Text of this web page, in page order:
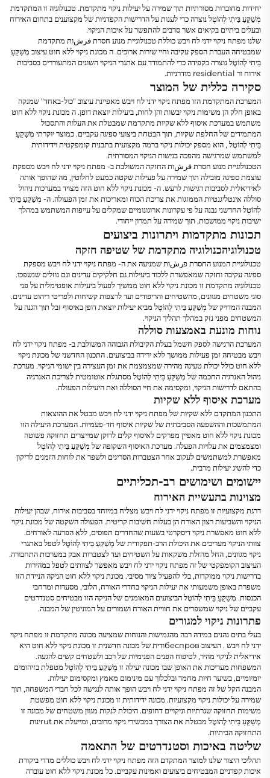
יחידות מחוברות מסורתיות תוך שמירה על יעילות ניקוי מתקדמת. טכנולוגיה זו המתקדמת
מְשַׁקֵּעַ בֵּיתִי לְהוֹטֶלנוצרה כדי לענות על הדרישות הקפדניות של מקצוענים בתחום האירוח
ובעלים ביתיים בקיאים אשר סרבים להתפשר על איכות הניקוי.
שלנו מפתח ניקוי ידני לח ויבשכוללת טכנולוגיית מנוע חסרת فرشות מתקדמת
שמבטיחה העברת הספק עקיבה וחיי שירות ארוכים. ה מכונת ניקוי ללא חוטעיצוב מְשַׁקֵּעַ
בֵּיתִי לְהוֹטֶלנוצרה בקפידה כדי להתמודד עם אתגרי הניקוי השונים המתעוררים בסביבות
אירוח ור residential מודרניות.
סקירה כללית של המוצר
המערכת המתקדמת הזו מפתח ניקוי ידני לח ויבש מאפיינת עיצוב "כול-באחד" שמנקה
באופן חלק הן משימות ניקוי יבשות והן לחות, ביעילות יוצאת דופן. ה מכונת ניקוי ללא חוט
משתמש במערכת איסוף ללא שקיות מתקדמת שמבטלת את העלות והתסכול
המתמידים של החלפת שקיות, תוך הבטחת ביצועי ספיגה עקביים. כמוצר יוקרתי מְשַׁקֵּעַ
בֵּיתִי לְהוֹטֶל , הוא מספק יכולות ניקוי ברמה מקצועית בתבנית קומפקטית וידידותית
למשתמש שמרגישה מהפכה בגישות הניקוי המסורתית.
הטכנולוגיית מנוע חסרת فرشות החזקה המשולבת ב- מפתח ניקוי ידני לח ויבש מספקת
עוצמת ספיגה מובילה תוך שמירה על פעילות שקטה כמעט לחלוטין, מה שהופך אותה
לאידיאלית לסביבות רגישות לרעש. ה- מכונת ניקוי ללא חוטהזה מצויד במערכות ניהול
סוללה אינטליגנטיות הממזגות את צריכת הכוח ומאריכות את זמן הפעולה. ה- מְשַׁקֵּעַ בֵּיתִי
לְהוֹטֶלהחדשני נבנה על פי עקרונות ארוגונומיים שמקלים על עייפות המשתמש במהלך
ישיבות ניקוי ממושכות, תוך שמירה על תמרון ייחודי.
תכונות מתקדמות ויתרונות ביצועים
טכנולוגיהכנולוגיה מתקדמת של שטיפה חזקה
טכנולוגיית המנוע החסרת פرشות שמניעה את ה- מפתח ניקוי ידני לח ויבש מספקת
ספיגה עקיבה וחזקה שמאפשרת ללכוד ביעילות גם חלקיקים עדינים וגם נוזלים שנשפכו.
טכנולוגיה מתקדמת זו מכונת ניקוי ללא חוט ממשיך לפעול ביעילות אופטימלית על פני
סוגי משטחים מגוונים, מהשטיחים והריפודים ועד לרצפות קשיחות ולפריטי ריהוט עדינים.
המבנה המדויק של מְשַׁקֵּעַ בֵּיתִי לְהוֹטֶל מביא יעילות יוצאת דופן באיסוף זבל תוך הגנה על
המשטחים מפני נזק במהלך תהליך הניקוי.
נוחות מונעת באמצעות סוללה
המערכת הרגישה לספק חשמל בעלת הקיבולת הגבוהה המשולבת ב- מפתח ניקוי ידני לח
ויבש מבטיחה זמן פעילות ממושך ללא ירידה בביצועים. התכנון החדשני של מכונת ניקוי
ללא חוטכולל יכולת טעינה מהירה שמצמצמת את זמן העצירה בין ישומי הניקוי. מערכת
ניהול האנרגיה החכמה של מְשַׁקֵּעַ בֵּיתִי לְהוֹטֶל מסתגלת אוטומטית לצריכת האנרגיה
בהתאם לדרישות הניקוי, ומקסימה את חיי הסוללה ואת היעילות הפעולה.
מערכת איסוף ללא שקיות
התכנון המתקדם ללא שקיות של מפתח ניקוי ידני לח ויבש מבטל את ההוצאות
המתמשכות וההשפעה הסביבתית של שקיות איסוף חד-פעמיות. המערכת היעילה הזו
מכונת ניקוי ללא חוט מאפיין מפרקים לאיסוף קלים לרוקן שמייצרים תחזוקה פשוטה
ומצמצמים את עלויות הפעלה. מערכת האיסוף השקופה של מְשַׁקֵּעַ בֵּיתִי לְהוֹטֶל
מאפשרת למשתמשים לעקוב אחר הצטברות הסריגים ולשפר את לוחות הזמנים לריקון
כדי להשיג יעילות מרבית.
יישומים ושימושים רב-תכליתיים
מצוינות בתעשיית האירוח
דרגת מקצועיות זו מפתח ניקוי ידני לח ויבש מצליח במיוחד בסביבות אירוח, שבהן יעילות
הניקוי והשביעות רצון האורח הן בעלות חשיבות קריטית. הפעולה השקטה של מכונת ניקוי
ללא חוט מאפשרת ניקוי דיסקרטי בשעות שהחדרים תפוסים, ללא הפרעה לאורחים.
צוותי הניקוי מעריכים את היכולת הרב-תפקודית של מְשַׁקֵּעַ בֵּיתִי לְהוֹטֶללטפל באתגרי
ניקוי מגוונים, החל מהזלת משקאות על השטיחים ועד לצטברות אבק במערכות התחבורה.
העיצוב הקומפקטי של זה מפתח ניקוי ידני לח ויבש מאפשר לצוותים לטפל במהירות
בדרישות ניקוי ממוקדות, בלי להפעיל ציוד מסיבי. מכונת ניקוי ללא חוטהניקה הניידת הזו
משפרת באופן משמעותי את יעילות הניקוי בחדרי האורח, הלובי, מסעדות ומרחבי
הכנסות. מְשַׁקֵּעַ בֵּיתִי לְהוֹטֶלהביצועים המאומנים של הניקה הזו מבטיחים סטנדרטים
עקביים של ניקוי שמשפרים את חוויית האורח ושמורים על המוניטין של המבנה.
פתרונות ניקוי למגורים
בעלי בתים נהנים במידה רבה מהגמישות והנוחות שמציעה מכונה מתקדמת זו מפתח ניקוי
ידני לח ויבש . העיצוב беспровודית של מכונה חדשנית זו מכונת ניקוי ללא חוטהיא
אידיאלית לניקוי מהיר, לטיפוח הפנים הפנימיות של רכב ולשטחים קשים להגעה.
המשפחות מעריכות את האופן שבו מכונה יעילה זו מְשַׁקֵּעַ בֵּיתִי לְהוֹטֶל מטפלת בזיהומים
יומיומיים, בשיער חיות מחמד ובלכלוך עם מינימום מאמץ ומקסימום יעילות.
המבנה הקל של זה מפתח ניקוי ידני לח ויבשהופך אותה לנגישה לכל חברי המשפחה, תוך
שמירה על יכולות ניקוי מקצועיות. מכונה ידידותית זו מכונת ניקוי ללא חוט מפשטת
משימות תחזוקה שגרתיות וניקויים דחופים. היכולת לנקות מגוון משטחים של מכונה זו
מְשַׁקֵּעַ בֵּיתִי לְהוֹטֶל
מבטלת את הצורך במכשירי ניקוי מרובים, ומייעלת את rutינות
התחזוקה הביתיות.
שליטה באיכות וסטנדרטים של התאמה
תהליכי היצור שלנו למוצר המתקדם הזה מפתח ניקוי ידני לח ויבשכוללים מדדי ביקורת
איכות קפדניים המבטיחים ביצועים ואמינות עקביים. כל מכונת ניקוי ללא חוטעוברה